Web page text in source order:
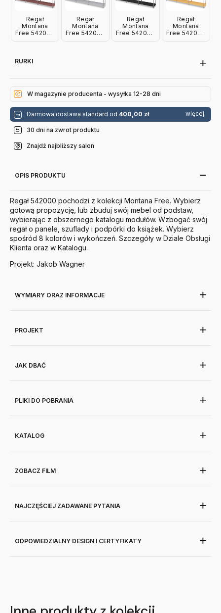
Regał
Montana
Free 542000
Regał
Montana
Free 542000
Regał
Montana
Free 542000
Regał
Montana
Free 542000
RURKI
W magazynie producenta - wysyłka 12-28 dni
Darmowa dostawa standard od 400,00 zł więcej
30 dni na zwrot produktu
Znajdź najbliższy salon
OPIS PRODUKTU
Regał 542000 pochodzi z kolekcji Montana Free. Wybierz
gotową propozycję, lub zbuduj swój mebel od podstaw,
wybierając z obszernego katalogu modułów. Wzbogać swój
regał o panele, szuflady i podpórki do książek. Wybierz
spośród 8 kolorów i wykończeń. Szczegóły w Dziale Obsługi
Klienta oraz w Katalogu.
Projekt: Jakob Wagner
WYMIARY ORAZ INFORMACJE
PROJEKT
JAK DBAĆ
PLIKI DO POBRANIA
KATALOG
ZOBACZ FILM
NAJCZĘŚCIEJ ZADAWANE PYTANIA
ODPOWIEDZIALNY DESIGN I CERTYFIKATY